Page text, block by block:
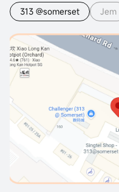
313 @somerset Jem